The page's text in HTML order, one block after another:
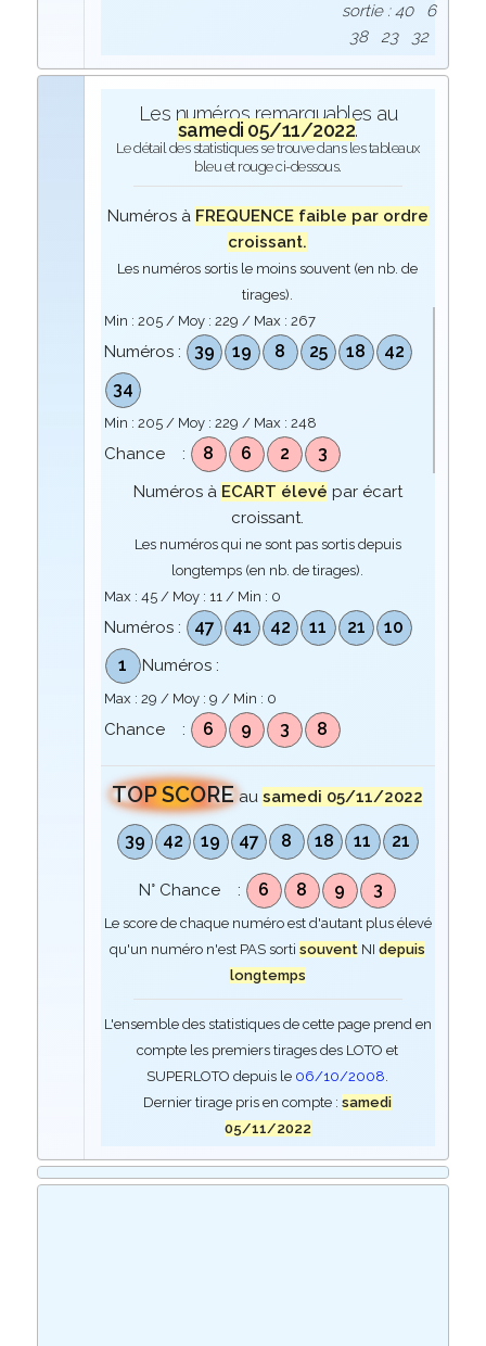
sortie : 40 6
38 23 32
Les numéros remarquables au
samedi 05/11/2022.
Le détail des statistiques se trouve dans les tableaux
bleu et rouge ci-dessous.
Numéros à FREQUENCE faible par ordre
croissant.
Les numéros sortis le moins souvent (en nb. de
tirages).
Min : 205/ Moy : 229 / Max : 267
Numéros : 39 19 8 25 18
42
34
Min : 205/ Moy : 229 / Max : 248
Chance : 8 6 2 3
Numéros à ECART élevé par écart
croissant.
Les numéros qui ne sont pas sortis depuis
longtemps (en nb. de tirages).
Max : 45/ Moy : 11/ Min : 0
Numéros : 47 41 42 11 21
10
1
Numéros :
Max : 29 / Moy : 9 / Min : 0
Chance : 6 9 3 8
TOP SCORE ausamedi 05/11/2022
39 42 19 47 8 18 11 21
N° Chance : 6 8 9 3
Le score de chaque numéro est d'autant plus élevé
qu'un numéro n'est PAS sortisouvent NIdepuis
longtemps
L'ensemble des statistiques de cette page prend en
compte les premiers tirages des LOTO et
SUPERLOTO depuis le 06/10/2008.
Dernier tirage pris en compte :samedi
05/11/2022